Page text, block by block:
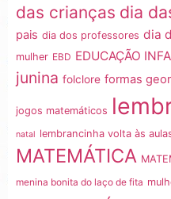
das crianças dia
pais dia dos professores dia
mulher EBD EDUCAÇÃO
junina folclore formas
jogos matemáticos
natal lembrancinha volta às
MATEMÁTICA
menina bonita do laço de fita